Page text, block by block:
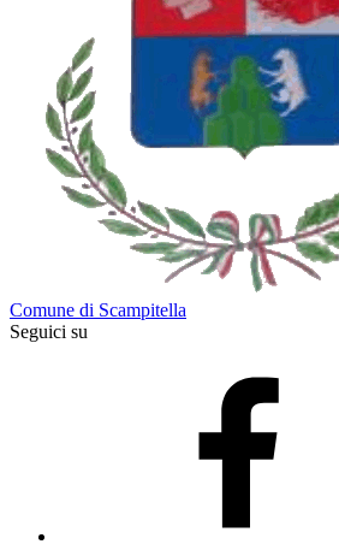
Comune di Scampitella
Seguici su